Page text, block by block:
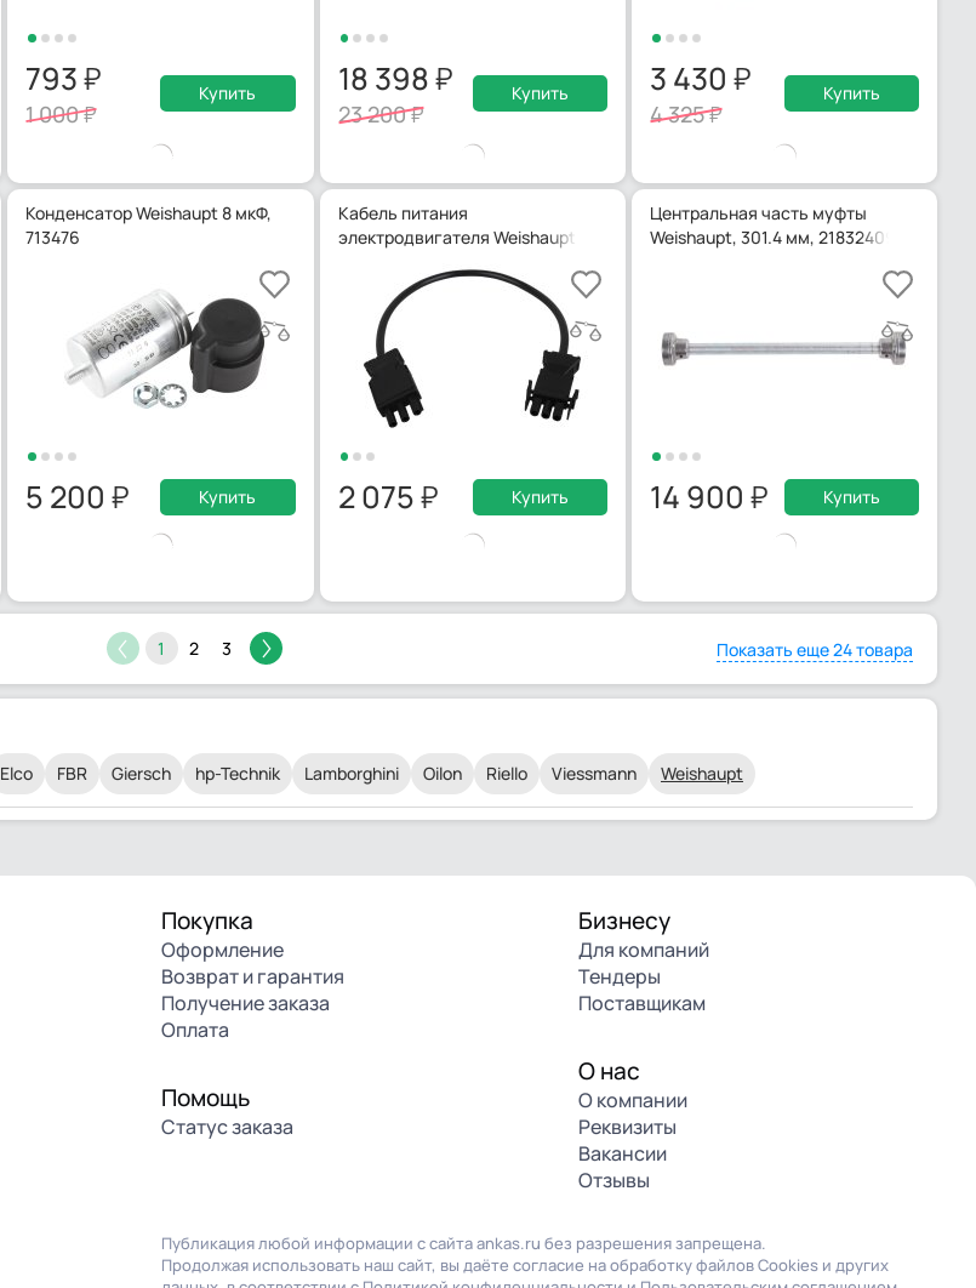
793
1 000
Купить 18 398
23 200
Купить 3 430
4 325
Купить
Конденсатор Weishaupt 8 мкФ,
713476
5 200 Купить
Кабель питания
электродвигателя Weishaupt 280 мм, 24105012062
2 075 Купить
Центральная часть муфты
Weishaupt, 301.4 мм, 21832409022
14 900 Купить
1 2 3 Показать еще 24 товара
Elco FBR Giersch hp-Technik Lamborghini Oilon Riello Viessmann Weishaupt
Покупка
Оформление
Возврат и гарантия
Получение заказа
Оплата
Помощь
Статус заказа
Бизнесу
Для компаний
Тендеры
Поставщикам
О нас
О компании
Реквизиты
Вакансии
Отзывы
Публикация любой информации с сайта ankas.ru без разрешения запрещена.
Продолжая использовать наш сайт, вы даёте согласие на обработку файлов Cookies и других